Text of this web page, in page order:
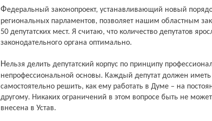
Федеральный законопроект, устанавливающий новый порядок численности
региональных парламентов, позволяет нашим областным
50 депутатских мест. Я считаю, что количество депутатов
законодательного органа оптимально.
Нельзя делить депутатский корпус по принципу профессио­нальной и
непрофессиональной основы. Каждый депутат должен
самостоятельно решить, как ему работать в Думе – на
другому. Никаких ограничений в этом вопросе быть не
внесена в Устав.